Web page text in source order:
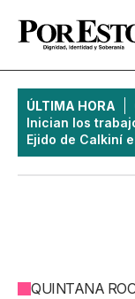
ÚLTIMA HORA
Inician los
Ejido de Calkiní
QUINTANA